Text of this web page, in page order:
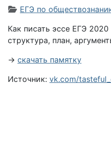
Информация о материале
ЕГЭ по
Как писать эссе ЕГЭ
структура, план,
→ скачать памятку
Источник: vk.com/